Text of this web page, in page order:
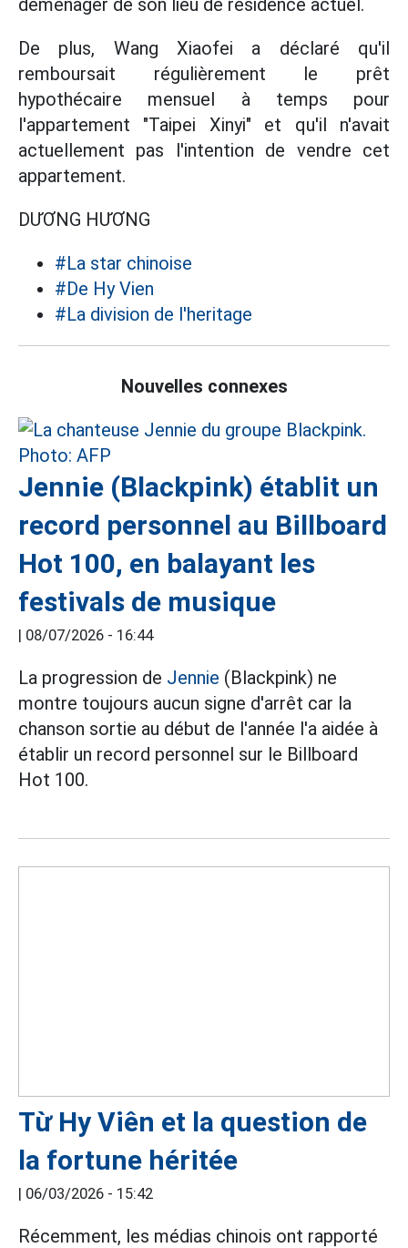
déménager de son lieu de résidence actuel.
De plus, Wang Xiaofei a déclaré qu'il
remboursait régulièrement le prêt
hypothécaire mensuel à temps pour
l'appartement "Taipei Xinyi" et qu'il n'avait
actuellement pas l'intention de vendre cet
appartement.
DƯƠNG HƯƠNG
#La star chinoise
#De Hy Vien
#La division de l'heritage
Nouvelles connexes
Jennie (Blackpink) établit un
record personnel au Billboard
Hot 100, en balayant les
festivals de musique
| 08/07/2026 - 16:44
La progression de Jennie (Blackpink) ne
montre toujours aucun signe d'arrêt car la
chanson sortie au début de l'année l'a aidée à
établir un record personnel sur le Billboard
Hot 100.
Từ Hy Viên et la question de
la fortune héritée
| 06/03/2026 - 15:42
Récemment, les médias chinois ont rapporté